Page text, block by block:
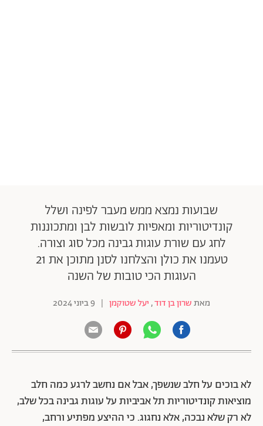
שבועות נמצא ממש מעבר לפינה ושלל
קונדיטוריות ומאפיות לובשות לבן ומתכוננות
לחג עם שורת עוגות גבינה מכל סוג וצורה.
טעמנו את כולן והצלחנו לסנן מתוכן את 21
העוגות הכי טובות של השנה
מאתשרון בן דוד, יעל שטוקמן | 9 ביוני 2024
לא בוכים על חלב שנשפך, אבל אם נחשב לרגע כמה חלב
מוציאות קונדיטוריות תל אביביות על עוגות גבינה בכל שלב,
לא רק שלא נבכה, אלא נחגוג. כי ההיצע מפתיע ורחב,